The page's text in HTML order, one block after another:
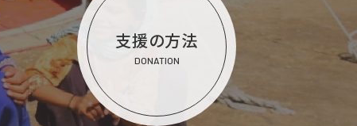
支援の方法
DONATION